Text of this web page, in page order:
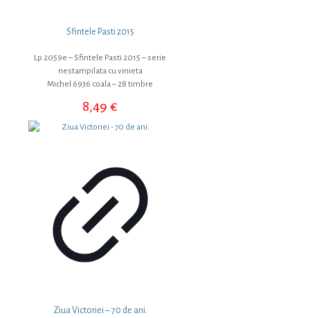
Sfintele Pasti 2015
Lp.2059e – Sfintele Pasti 2015 – serie
nestampilata cu vinieta
Michel 6936 coala – 28 timbre
8,49€
Ziua Victoriei – 70 de ani.